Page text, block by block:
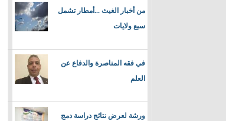
من أخبار الغيث ...أمطار تشمل
سبع ولايات
في فقه المناصرة والدفاع عن
العلم
ورشة لعرض نتائج دراسة دمج